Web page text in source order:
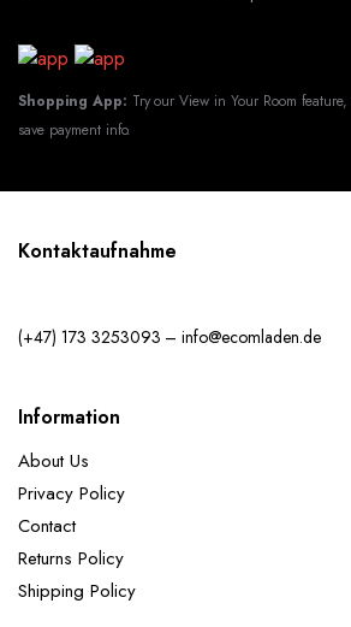
Shopping App: Try our View in Your Room
save payment info.
Kontaktaufnahme
(+47) 173 3253093 – info@ecomladen.de
Information
About Us
Privacy Policy
Contact
Returns Policy
Shipping Policy